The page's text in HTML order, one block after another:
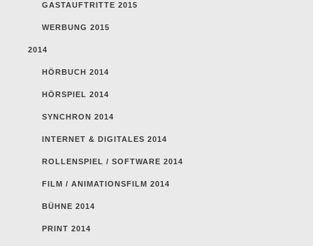
GASTAUFTRITTE 2015
WERBUNG 2015
2014
HÖRBUCH 2014
HÖRSPIEL 2014
SYNCHRON 2014
INTERNET & DIGITALES 2014
ROLLENSPIEL / SOFTWARE 2014
FILM / ANIMATIONSFILM 2014
BÜHNE 2014
PRINT 2014